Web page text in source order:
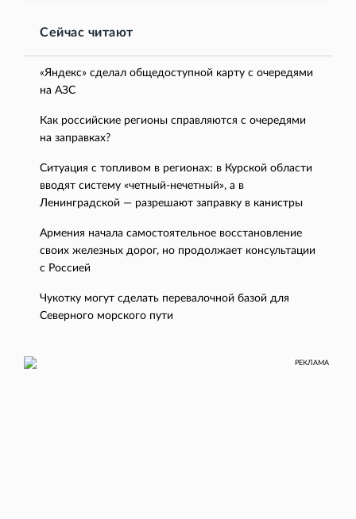
Сейчас читают
«Яндекс» сделал общедоступной карту с очередями
на АЗС
Как российские регионы справляются с очередями
на заправках?
Ситуация с топливом в регионах: в Курской области
вводят систему «четный-нечетный», а в
Ленинградской — разрешают заправку в канистры
Армения начала самостоятельное восстановление
своих железных дорог, но продолжает консультации
с Россией
Чукотку могут сделать перевалочной базой для
Северного морского пути
РЕКЛАМА